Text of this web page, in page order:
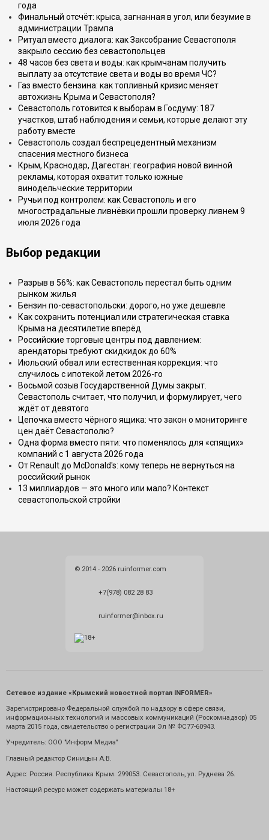
года
Финальный отсчёт: крыса, загнанная в угол, или безумие в
администрации Трампа
Ритуал вместо диалога: как Заксобрание Севастополя
закрыло сессию без севастопольцев
48 часов без света и воды: как крымчанам получить
выплату за отсутствие света и воды во время ЧС?
Газ вместо бензина: как топливный кризис меняет
автожизнь Крыма и Севастополя?
Севастополь готовится к выборам в Госдуму: 187
участков, штаб наблюдения и семьи, которые делают эту
работу вместе
Севастополь создал беспрецедентный механизм
спасения местного бизнеса
Крым, Краснодар, Дагестан: география новой винной
рекламы, которая охватит только южные
винодельческие территории
Ручьи под контролем: как Севастополь и его
многострадальные ливнёвки прошли проверку ливнем 9
июля 2026 года
Выбор редакции
Разрыв в 56%: как Севастополь перестал быть одним
рынком жилья
Бензин по-севастопольски: дорого, но уже дешевле
Как сохранить потенциал или стратегическая ставка
Крыма на десятилетие вперёд
Российские торговые центры под давлением:
арендаторы требуют скидкидок до 60%
Июльский обвал или естественная коррекция: что
случилось с ипотекой летом 2026-го
Восьмой созыв Государственной Думы закрыт.
Севастополь считает, что получил, и формулирует, чего
ждёт от девятого
Цепочка вместо чёрного ящика: что закон о мониторинге
цен даёт Севастополю?
Одна форма вместо пяти: что поменялось для «спящих»
компаний с 1 августа 2026 года
От Renault до McDonald's: кому теперь не вернуться на
российский рынок
13 миллиардов — это много или мало? Контекст
севастопольской стройки
© 2014 - 2026 ruinformer.com
+7(978) 082 28 83
ruinformer@inbox.ru
Сетевое издание «Крымский новостной портал INFORMER»
Зарегистрировано Федеральной службой по надзору в сфере связи,
информационных технологий и массовых коммуникаций (Роскомнадзор) 05
марта 2015 года, свидетельство о регистрации Эл № ФС77-60943.
Учредитель: ООО "Информ Медиа"
Главный редактор Синицын А.В.
Адрес: Россия. Республика Крым. 299053. Севастополь, ул. Руднева 26.
Настоящий ресурс может содержать материалы 18+